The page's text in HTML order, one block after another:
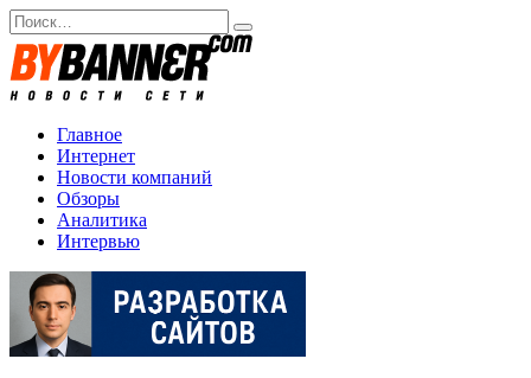
Перейти
к
содержанию
Search
for:
Главное
Интернет
Новости компаний
Обзоры
Аналитика
Интервью